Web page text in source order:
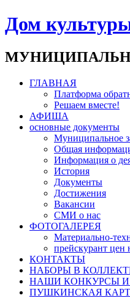
Дом
ГЛАВНАЯ
Платформа
Решаем вместе!
АФИША
основные документы
Муниципальное
Общая
Информация о
История
Документы
Достижения
Вакансии
СМИ о нас
ФОТОГАЛЕРЕЯ
Материально-
прейскурант цен
КОНТАКТЫ
НАБОРЫ В
НАШИ КОНКУРСЫ
ПУШКИНСКАЯ